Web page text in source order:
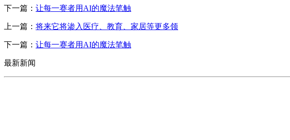
下一篇： 让每一赛者用AI的魔法笔触
上一篇： 将来它将渗入医疗、教育、家居等更多领
下一篇： 让每一赛者用AI的魔法笔触
最新新闻